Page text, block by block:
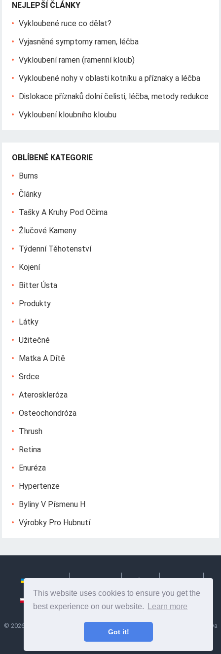
This website uses cookies to ensure you get the
best experience on our website.
Learn more
Got it!
NEJLEPŠÍ ČLÁNKY
Vykloubené ruce co dělat?
Vyjasněné symptomy ramen, léčba
Vykloubení ramen (ramenní kloub)
Vykloubené nohy v oblasti kotníku a příznaky a léčba
Dislokace příznaků dolní čelisti, léčba, metody redukce
Vykloubení kloubního kloubu
OBLÍBENÉ KATEGORIE
Burns
Články
Tašky A Kruhy Pod Očima
Žlučové Kameny
Týdenní Těhotenství
Kojení
Bitter Ústa
Produkty
Látky
Užitečné
Matka A Dítě
Srdce
Ateroskleróza
Osteochondróza
Thrush
Retina
Enuréza
Hypertenze
Byliny V Písmenu H
Výrobky Pro Hubnutí
© 2026
- Užitečné informace a tipy na péči o sebe. Zdraví, výživa